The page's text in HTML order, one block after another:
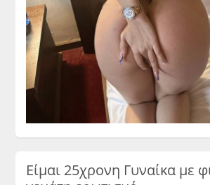
Είμαι 25χρονη Γυναίκα με